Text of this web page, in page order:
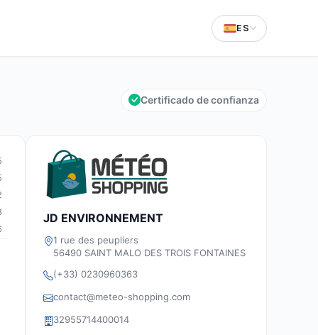
ES
Certificado de confianza
JD ENVIRONNEMENT
1 rue des peupliers
56490 SAINT MALO DES TROIS FONTAINES
(+33) 0230960363
contact@meteo-shopping.com
32955714400014